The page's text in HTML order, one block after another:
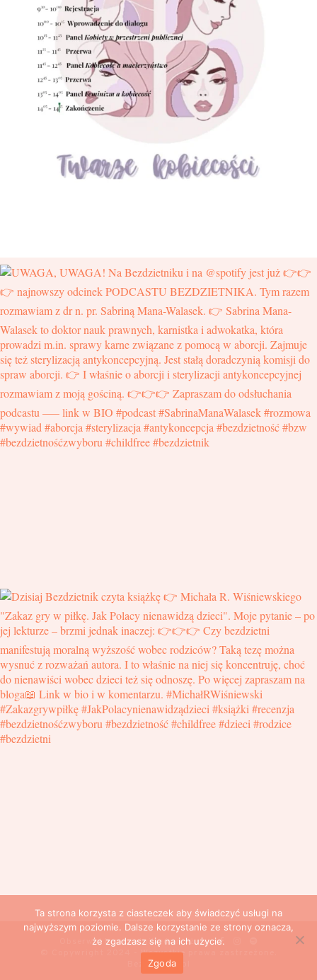
Obserwuj bezdzietnikrównież na:
© Copywright 2024 - Wszystkie prawa zastrzeżone.
Bezdzietnik.pl
Ta strona korzysta z ciasteczek aby świadczyć usługi na
najwyższym poziomie. Dalsze korzystanie ze strony oznacza,
że zgadzasz się na ich użycie.
Zgoda